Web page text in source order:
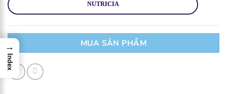
NUTRICIA
MUA SẢN PHẨM
→
Index